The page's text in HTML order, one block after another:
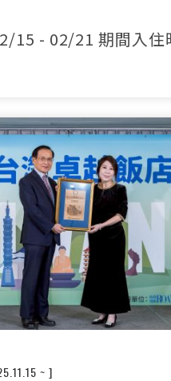
15 - 02/21 期間入住
~ ]